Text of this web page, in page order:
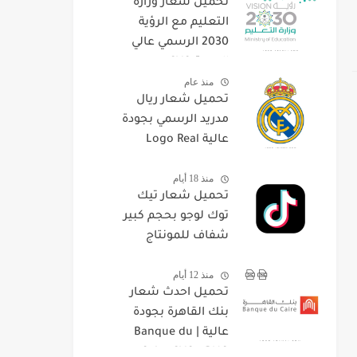
تحميل شعار وزارة
التعليم مع الرؤية
2030 الرسمي عالي
منذ عام
تحميل شعار ريال
مدريد الرسمي بجودة
عالية Logo Real
منذ 18 أيام
تحميل شعار تيك
توك لوجو بحجم كبير
شفاف للمونتاج
Logo PNG
منذ 12 أيام
تحميل احدث شعار
بنك القاهرة بجودة
عالية | Banque du